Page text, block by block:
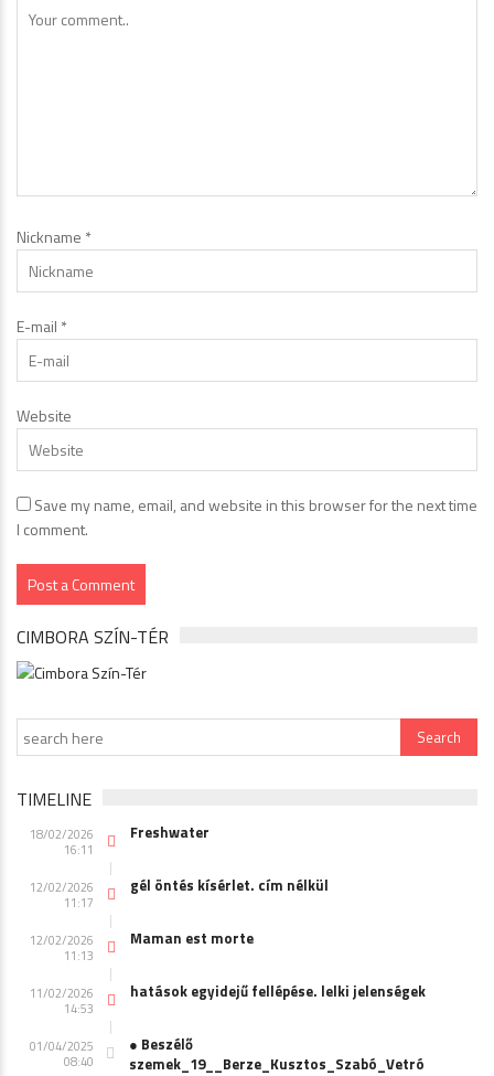
Nickname *
E-mail *
Website
Save my name, email, and website in this browser for the next time
I comment.
CIMBORA SZÍN-TÉR
TIMELINE
18/02/2026
16:11
Freshwater
12/02/2026
11:17
gél öntés kísérlet. cím nélkül
12/02/2026
11:13
Maman est morte
11/02/2026
14:53
hatások egyidejű fellépése. lelki jelenségek
01/04/2025
08:40
● Beszélő
szemek_19__Berze_Kusztos_Szabó_Vetró